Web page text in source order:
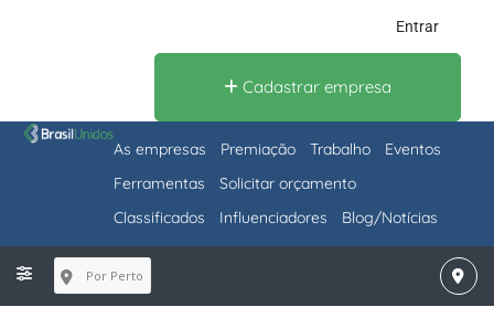
Entrar
Cadastrar empresa
As empresas Premiação Trabalho
Eventos
Ferramentas
Solicitar orçamento
Classificados
Influenciadores Blog/Notícias
Por Perto